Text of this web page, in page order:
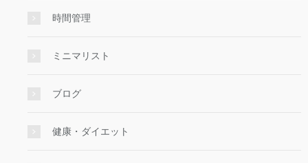
時間管理
ミニマリスト
ブログ
健康・ダイエット